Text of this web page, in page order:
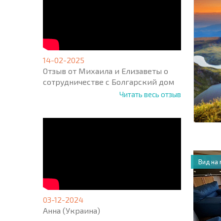
14-02-2025
Отзыв от Михаила и Елизаветы о
сотрудничестве с Болгарский дом
Читать весь отзыв
03-12-2024
Анна (Украина)
* Поля
Вид на